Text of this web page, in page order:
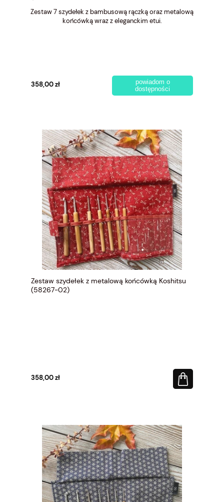
Zestaw 7 szydełek z bambusową rączką oraz metalową
końcówką wraz z eleganckim etui.
358,00 zł
powiadom o
dostępności
Zestaw szydełek z metalową końcówką Koshitsu
(58267-02)
358,00 zł